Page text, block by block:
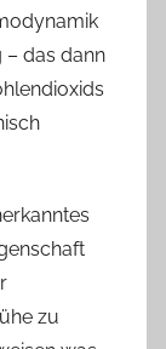
– das dann
zu